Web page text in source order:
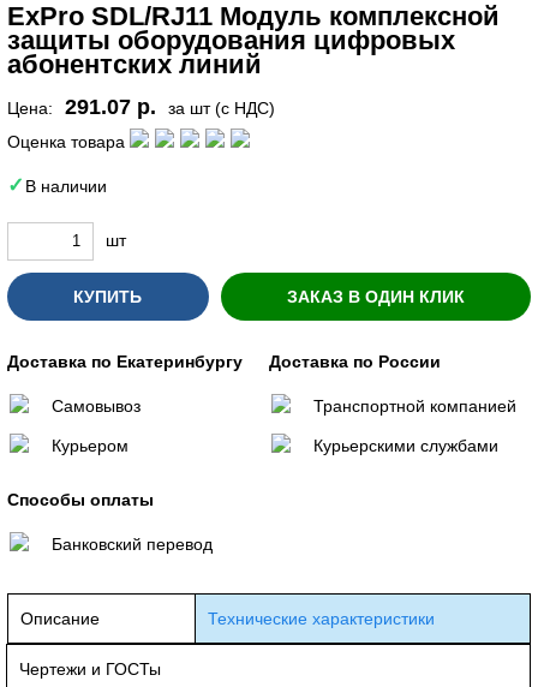
ExPro SDL/RJ11 Модуль комплексной
защиты оборудования цифровых
абонентских линий
Цена: 291.07 р.
за шт (с НДС)
Оценка товара
В наличии
шт
КУПИТЬ ЗАКАЗ В ОДИН КЛИК
Доставка по Екатеринбургу
Самовывоз
Курьером
Доставка по России
Транспортной компанией
Курьерскими службами
Способы оплаты
Банковский перевод
Описание Технические характеристики
Чертежи и ГОСТы